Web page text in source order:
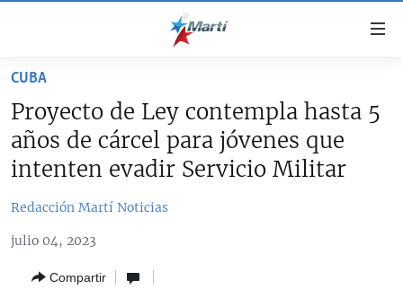
accesibilidad
contenido
principal
navegación
principal
CUBA
CUBA
SOBRE CUBA
ESTADOS UNIDOS
DEPORTES
CUBA
Proyecto de Ley contempla hasta 5
años de cárcel para jóvenes que
intenten evadir Servicio Militar
Redacción Martí Noticias
julio 04, 2023
Compartir